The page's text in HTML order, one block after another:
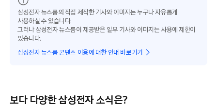
삼성전자 뉴스룸의 직접 제작한 기사와 이미지는 누구나 자유롭게
사용하실 수 있습니다.
그러나 삼성전자 뉴스룸이 제공받은 일부 기사와 이미지는 사용에 제한이
있습니다.
삼성전자 뉴스룸 콘텐츠 이용에 대한 안내 바로가기
보다 다양한 삼성전자 소식은?